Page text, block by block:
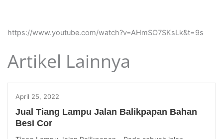
https://www.youtube.com/watch?v=AHmSO7SKsLk&t=9s
Artikel Lainnya
April 25, 2022
Jual Tiang Lampu Jalan Balikpapan Bahan
Besi Cor